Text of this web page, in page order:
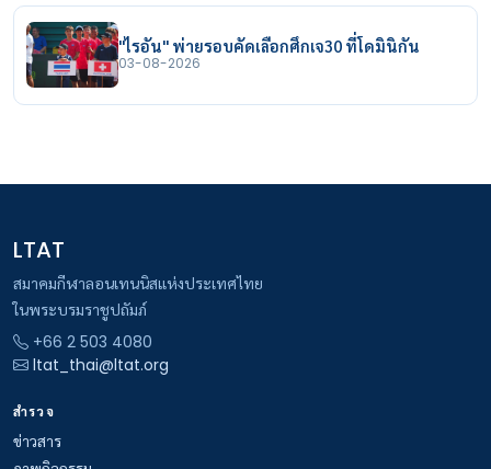
"ไรอัน" พ่ายรอบคัดเลือกศึกเจ30 ที่โดมินิกัน
03-08-2026
LTAT
สมาคมกีฬาลอนเทนนิสแห่งประเทศไทย
ในพระบรมราชูปถัมภ์
+66 2 503 4080
ltat_thai@ltat.org
สำรวจ
ข่าวสาร